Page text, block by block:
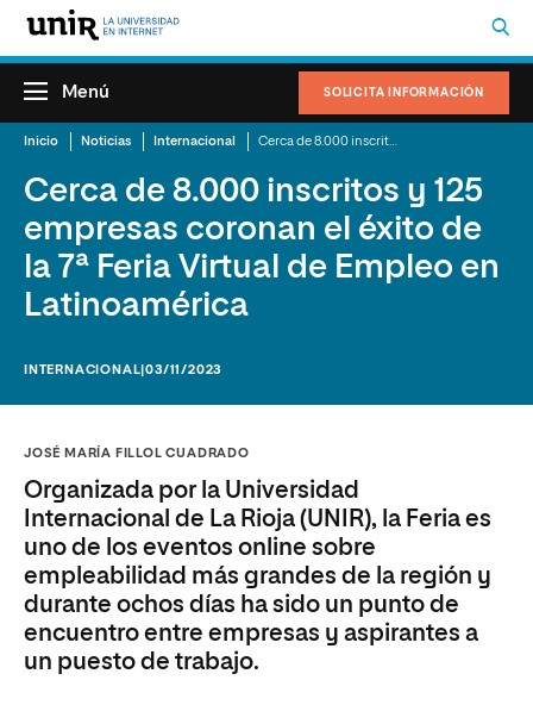
SOLICITA INFORMACIÓN
Menú
Inicio Noticias Internacional
Cerca de 8.000 inscritos y 125
empresas coronan el éxito de
la 7ª Feria Virtual de Empleo en
Latinoamérica
INTERNACIONAL |03/11/2023
JOSÉ MARÍA FILLOL CUADRADO
Organizada por la Universidad
Internacional de La Rioja (UNIR), la Feria es
uno de los eventos online sobre
empleabilidad más grandes de la región y
durante ochos días ha sido un punto de
encuentro entre empresas y aspirantes a
un puesto de trabajo.